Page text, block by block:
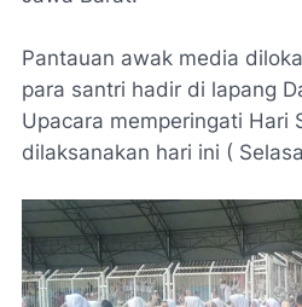
Pantauan awak media
para santri hadir di lapang
Upacara memperingati Hari
dilaksanakan hari ini (